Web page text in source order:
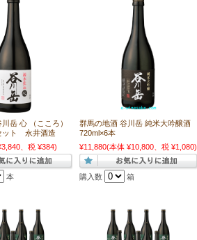
岳 心 （こころ）
ット 永井酒造
、税 ¥384)
本
群馬の地酒 谷川岳 純米大吟醸酒
720ml×6本
¥11,880(本体 ¥10,800、税 ¥1,080)
購入数 箱